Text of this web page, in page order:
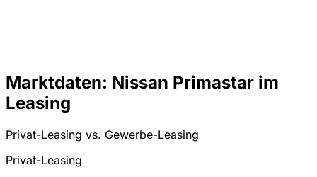
Marktdaten: Nissan Primastar im
Leasing
Privat-Leasing vs. Gewerbe-Leasing
Privat-Leasing